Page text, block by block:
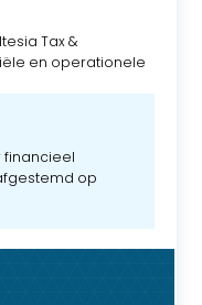
Tax &
en operationele
financieel
op